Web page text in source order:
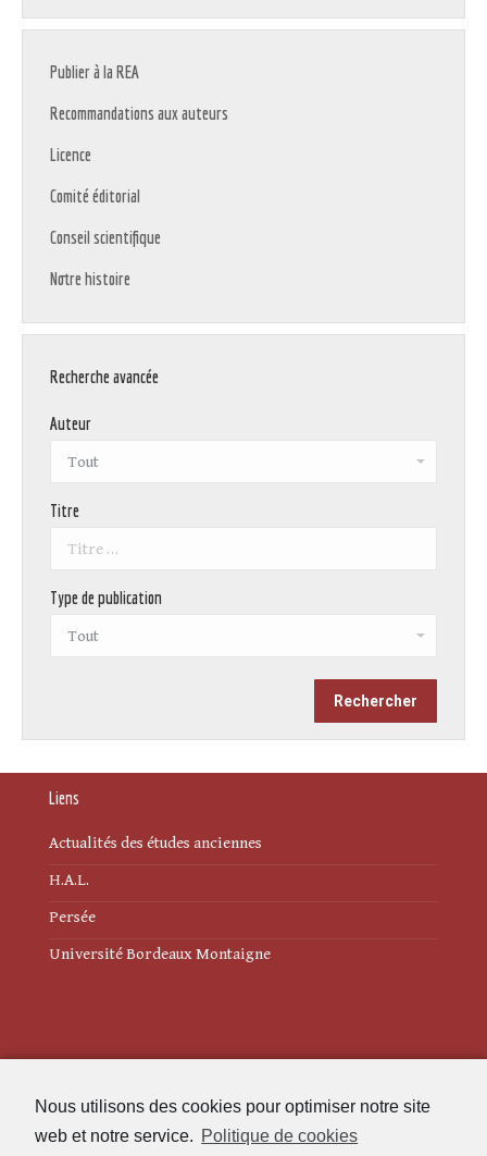
Nous utilisons des cookies pour optimiser notre site
web et notre service. Politique de cookies
Publier à la REA
Recommandations aux auteurs
Licence
Comité éditorial
Conseil scientifique
Notre histoire
Recherche avancée
Auteur
Titre
Type de publication
Liens
Actualités des études anciennes
H.A.L.
Persée
Université Bordeaux Montaigne
Politique de cookies (UE)